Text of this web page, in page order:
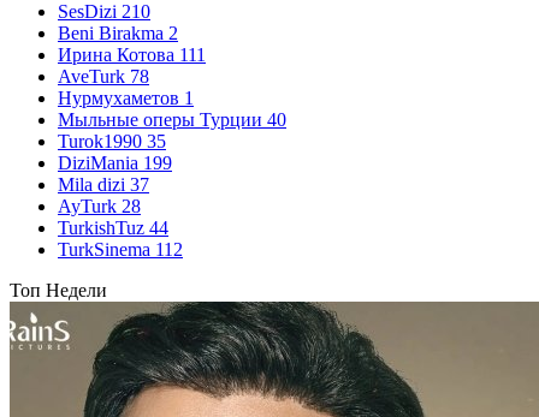
SesDizi 210
Beni Birakma 2
Ирина Котова 111
AveTurk 78
Нурмухаметов 1
Мыльные оперы Турции 40
Turok1990 35
DiziMania 199
Mila dizi 37
AyTurk 28
TurkishTuz 44
TurkSinema 112
Топ Недели